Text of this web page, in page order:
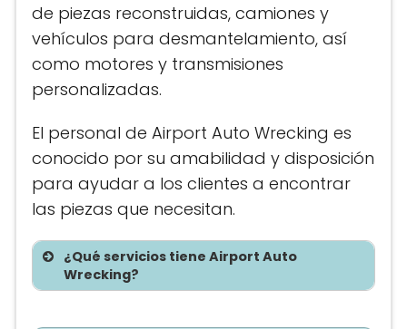
de piezas reconstruidas, camiones y
vehículos para desmantelamiento, así
como motores y transmisiones
personalizadas.
El personal de Airport Auto Wrecking es
conocido por su amabilidad y disposición
para ayudar a los clientes a encontrar
las piezas que necesitan.
¿Qué servicios tiene Airport Auto
Wrecking?